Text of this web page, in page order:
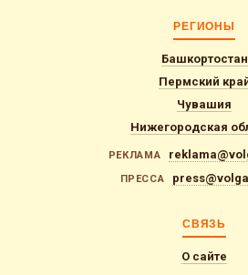
РЕГИОНЫ
Башкортостан
Пермский
Чувашия
Нижегородская
РЕКЛАМА
ПРЕССА
СВЯЗЬ
О сайте